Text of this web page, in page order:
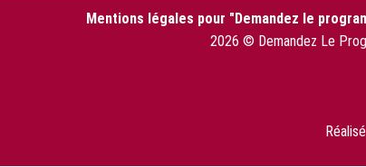
Mentions légales pour "Demandez le
2026 © Demandez Le